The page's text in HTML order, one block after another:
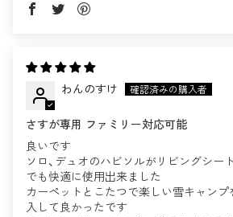
わんのすけ
さすが専用 ファミリー対応可能
良いです
ソロ、デュオのハビソルがリビングシー
でも快適に使用出来ました
カーペットとこたつで楽しい雪キャン
入して良かったです